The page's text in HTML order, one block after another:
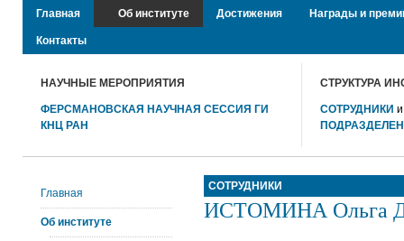
Главная Об институте Достижения Награды и
Контакты
НАУЧНЫЕ МЕРОПРИЯТИЯ
ФЕРСМАНОВСКАЯ НАУЧНАЯ СЕССИЯ ГИ
КНЦ РАН
СТРУКТУРА
СОТРУДНИКИ
СОТРУДНИКИ
ИСТОМИНА Ольга
Главная
Об институте